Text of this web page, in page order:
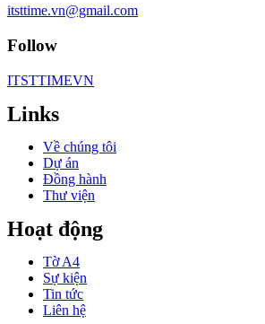
itsttime.vn@gmail.com
Follow
ITSTTIMEVN
Links
Về chúng tôi
Dự án
Đồng hành
Thư viện
Hoạt động
Tờ A4
Sự kiện
Tin tức
Liên hệ